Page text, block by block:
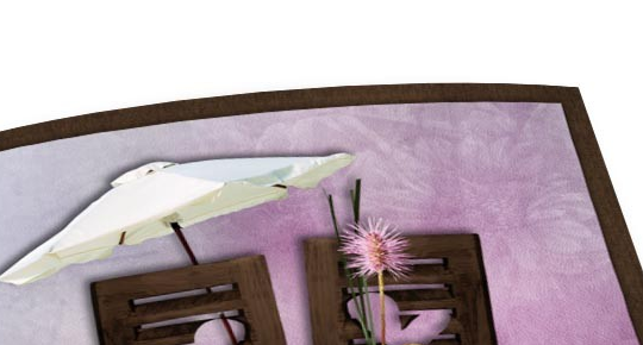
Mot de passe oublié ?
SE CONNECTER